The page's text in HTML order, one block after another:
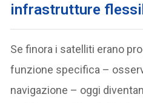
infrastrutture
Se finora i satelliti erano
funzione specifica –
navigazione – oggi